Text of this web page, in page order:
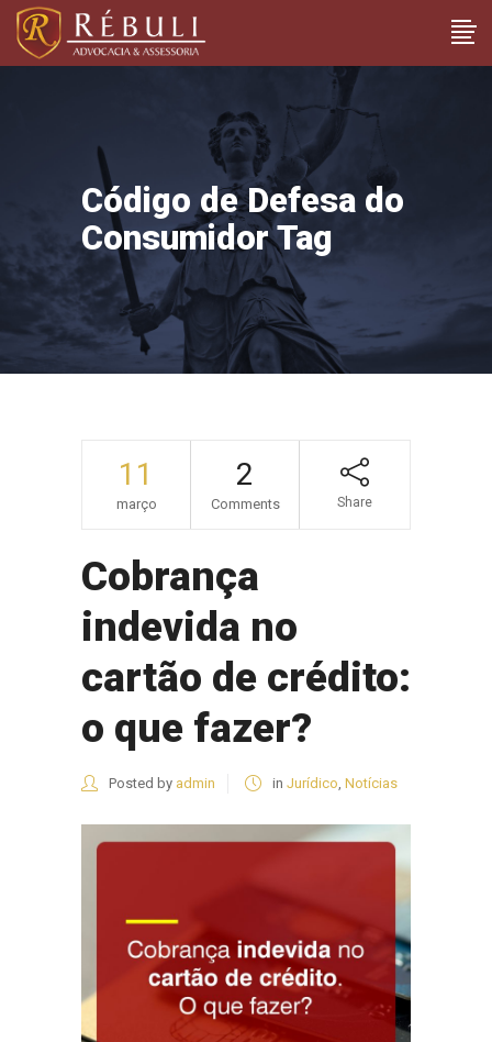
Código de Defesa do
Consumidor Tag
11
março
2
Comments Share
Cobrança
indevida no
cartão de crédito:
o que fazer?
Posted by admin in Jurídico, Notícias